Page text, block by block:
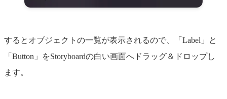
するとオブジェクトの一覧が表示されるので、「Label」と
「Button」をStoryboardの白い画面へドラッグ＆ドロップし
ます。